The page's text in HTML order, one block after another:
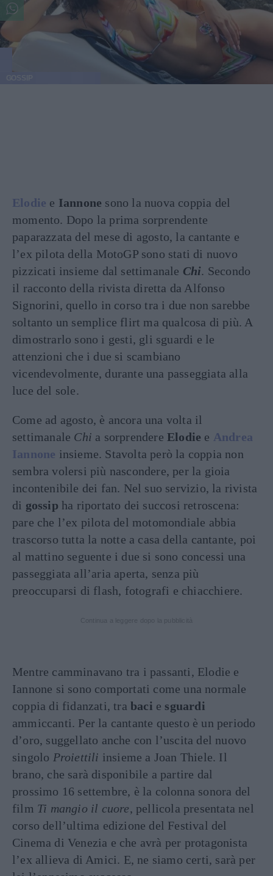
Elodie e Iannone sono la nuova coppia del
momento. Dopo la prima sorprendente
paparazzata del mese di agosto, la cantante e
l’ex pilota della MotoGP sono stati di nuovo
pizzicati insieme dal settimanale Chi. Secondo
il racconto della rivista diretta da Alfonso
Signorini, quello in corso tra i due non sarebbe
soltanto un semplice flirt ma qualcosa di più. A
dimostrarlo sono i gesti, gli sguardi e le
attenzioni che i due si scambiano
vicendevolmente, durante una passeggiata alla
luce del sole.
Come ad agosto, è ancora una volta il
settimanale Chi a sorprendereElodie e Andrea
Iannone insieme. Stavolta però la coppia non
sembra volersi più nascondere, per la gioia
incontenibile dei fan. Nel suo servizio, la rivista
di gossip ha riportato dei succosi retroscena:
pare che l’ex pilota del motomondiale abbia
trascorso tutta la notte a casa della cantante, poi
al mattino seguente i due si sono concessi una
passeggiata all’aria aperta, senza più
preoccuparsi di flash, fotografi e chiacchiere.
Mentre camminavano tra i passanti, Elodie e
Iannone si sono comportati come una normale
coppia di fidanzati, tra baci e sguardi
ammiccanti. Per la cantante questo è un periodo
d’oro, suggellato anche con l’uscita del nuovo
singolo Proiettili insieme a Joan Thiele. Il
brano, che sarà disponibile a partire dal
prossimo 16 settembre, è la colonna sonora del
film Ti mangio il cuore, pellicola presentata nel
corso dell’ultima edizione del Festival del
Cinema di Venezia e che avrà per protagonista
l’ex allieva di Amici. E, ne siamo certi, sarà per